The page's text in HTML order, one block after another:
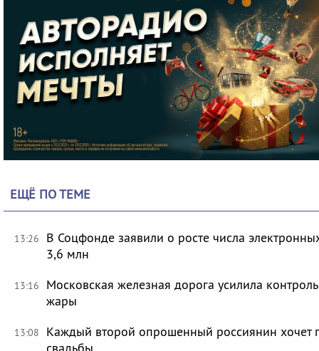
ЕЩЁ ПО ТЕМЕ
13:26
В Соцфонде заявили о росте числа
3,6 млн
13:16
Московская железная дорога усилила
жары
13:08
Каждый второй опрошенный россиянин хочет